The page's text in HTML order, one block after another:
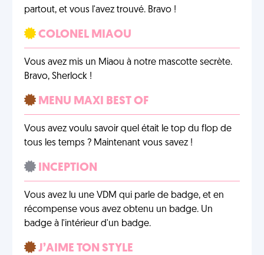
partout, et vous l'avez trouvé. Bravo !
COLONEL MIAOU
Vous avez mis un Miaou à notre mascotte secrète.
Bravo, Sherlock !
MENU MAXI BEST OF
Vous avez voulu savoir quel était le top du flop de
tous les temps ? Maintenant vous savez !
INCEPTION
Vous avez lu une VDM qui parle de badge, et en
récompense vous avez obtenu un badge. Un
badge à l'intérieur d'un badge.
J’AIME TON STYLE